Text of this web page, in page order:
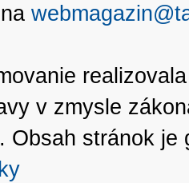
v zmysle
Obsah stránok